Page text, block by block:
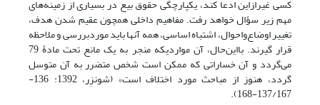
کسی غیرازاین ادعا کند، یکپارچگی حقوق بیع در بسیاری از زمینه‌های
مهم زیر سؤال خواهد رفت. مفاهیم داخلی همچون عقیم شدن هدف،
تغییر اوضاع‌واحوال، اشتباه اساسی، همه آنها باید موردبررسی و ملاحظه
قرار گیرند. بااین‌حال، آن مواردیکه منجر به یک مانع تحت مادۀ 79
می‌گردد و آن خساراتی که ممکن است شخص متضرر به آن متوسل
گردد، هنوز از مباحث مورد اختلاف است» (شونزِر، 1392: 136-
137/167-168).